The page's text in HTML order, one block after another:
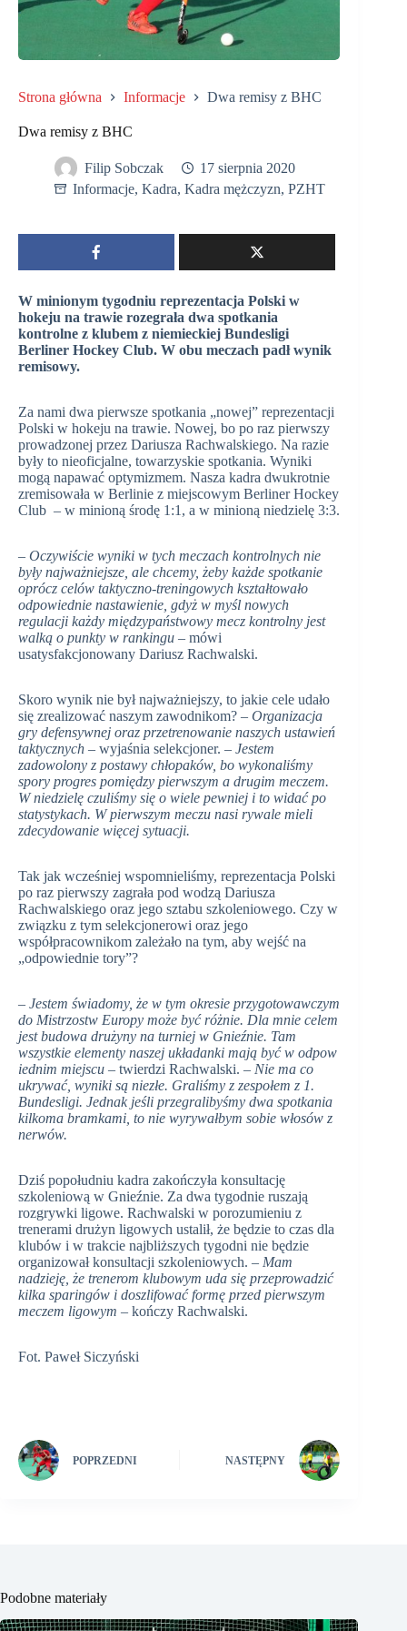
Strona główna Informacje Dwa remisy z BHC
Dwa remisy z BHC
Filip Sobczak
17 sierpnia 2020
Informacje, Kadra, Kadra mężczyzn, PZHT
W minionym tygodniu reprezentacja Polski w
hokeju na trawie rozegrała dwa spotkania
kontrolne z klubem z niemieckiej Bundesligi
Berliner Hockey Club. W obu meczach padł wynik
remisowy.
Za nami dwa pierwsze spotkania „nowej” reprezentacji
Polski w hokeju na trawie. Nowej, bo po raz pierwszy
prowadzonej przez Dariusza Rachwalskiego. Na razie
były to nieoficjalne, towarzyskie spotkania. Wyniki
mogą napawać optymizmem. Nasza kadra dwukrotnie
zremisowała w Berlinie z miejscowym Berliner Hockey
Club – w minioną środę 1:1, a w minioną niedzielę 3:3.
– Oczywiście wyniki w tych meczach kontrolnych nie
były najważniejsze, ale chcemy, żeby każde spotkanie
oprócz celów taktyczno-treningowych kształtowało
odpowiednie nastawienie, gdyż w myśl nowych
regulacji każdy międzypaństwowy mecz kontrolny jest
walką o punkty w rankingu – mówi
usatysfakcjonowany Dariusz Rachwalski.
Skoro wynik nie był najważniejszy, to jakie cele udało
się zrealizować naszym zawodnikom? – Organizacja
gry defensywnej oraz przetrenowanie naszych ustawień
taktycznych – wyjaśnia selekcjoner. – Jestem
zadowolony z postawy chłopaków, bo wykonaliśmy
spory progres pomiędzy pierwszym a drugim meczem.
W niedzielę czuliśmy się o wiele pewniej i to widać po
statystykach. W pierwszym meczu nasi rywale mieli
zdecydowanie więcej sytuacji.
Tak jak wcześniej wspomnieliśmy, reprezentacja Polski
po raz pierwszy zagrała pod wodzą Dariusza
Rachwalskiego oraz jego sztabu szkoleniowego. Czy w
związku z tym selekcjonerowi oraz jego
współpracownikom zależało na tym, aby wejść na
„odpowiednie tory”?
– Jestem świadomy, że w tym okresie przygotowawczym
do Mistrzostw Europy może być różnie. Dla mnie celem
jest budowa drużyny na turniej w Gnieźnie. Tam
wszystkie elementy naszej układanki mają być w odpow
iednim miejscu – twierdzi Rachwalski. – Nie ma co
ukrywać, wyniki są niezłe. Graliśmy z zespołem z 1.
Bundesligi. Jednak jeśli przegralibyśmy dwa spotkania
kilkoma bramkami, to nie wyrywałbym sobie włosów z
nerwów.
Dziś popołudniu kadra zakończyła konsultację
szkoleniową w Gnieźnie. Za dwa tygodnie ruszają
rozgrywki ligowe. Rachwalski w porozumieniu z
trenerami drużyn ligowych ustalił, że będzie to czas dla
klubów i w trakcie najbliższych tygodni nie będzie
organizował konsultacji szkoleniowych. – Mam
nadzieję, że trenerom klubowym uda się przeprowadzić
kilka sparingów i doszlifować formę przed pierwszym
meczem ligowym – kończy Rachwalski.
Fot. Paweł Siczyński
POPRZEDNI NASTĘPNY
Podobne materiały